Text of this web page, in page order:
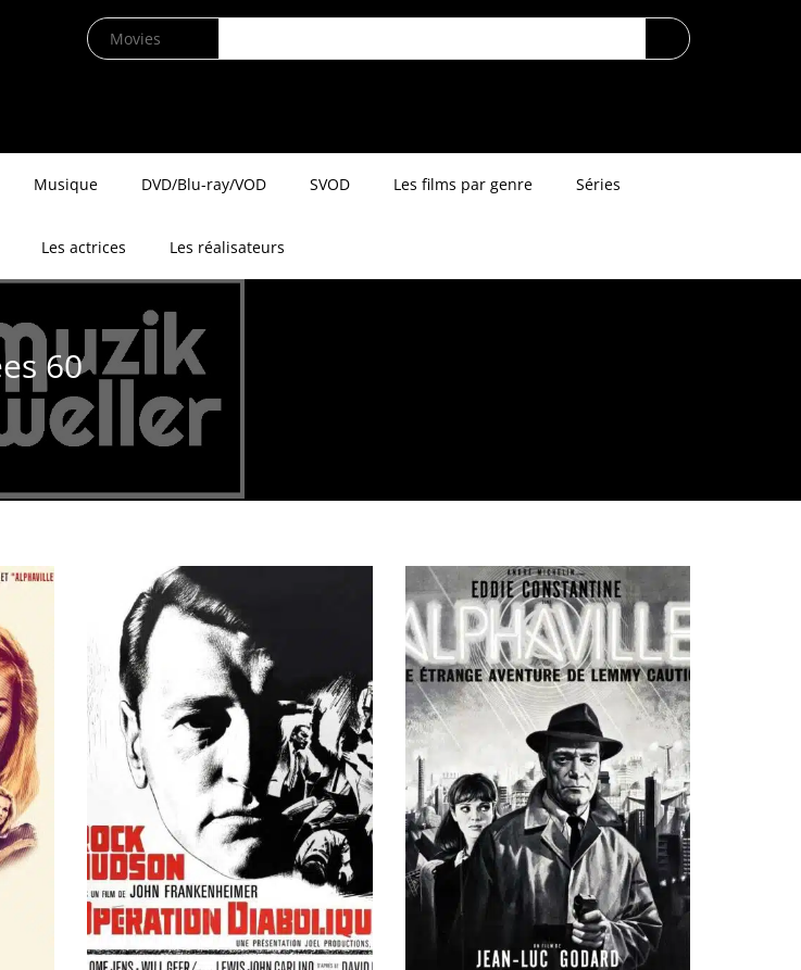
Musique DVD/Blu-ray/VOD SVOD Les films par genre Séries
Les actrices Les réalisateurs
60